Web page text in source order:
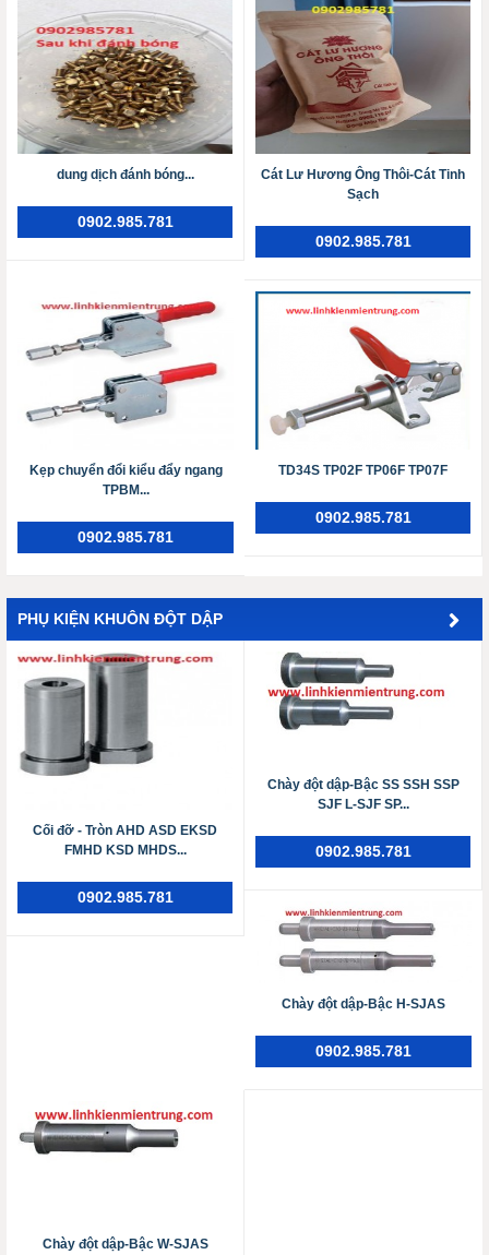
dung dịch đánh bóng...
0902.985.781
Cát Lư Hương Ông Thôi-Cát Tinh
Sạch
0902.985.781
Kẹp chuyển đổi kiểu đẩy ngang
TPBM...
0902.985.781
TD34S TP02F TP06F TP07F
0902.985.781
PHỤ KIỆN KHUÔN ĐỘT DẬP
Cối đỡ - Tròn AHD ASD EKSD
FMHD KSD MHDS...
0902.985.781
Chày đột dập-Bậc SS SSH SSP
SJF L-SJF SP...
0902.985.781
Chày đột dập-Bậc H-SJAS
0902.985.781
Chày đột dập-Bậc W-SJAS